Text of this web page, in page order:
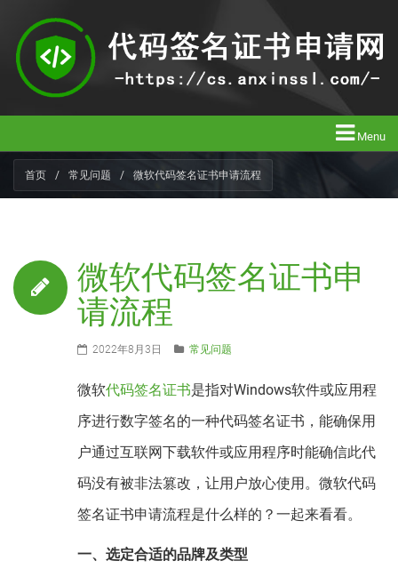
Menu
首页 / 常见问题 / 微软代码签名证书申请流程
微软代码签名证书申
请流程
2022年8月3日 常见问题
微软代码签名证书是指对Windows软件或应用程
序进行数字签名的一种代码签名证书，能确保用
户通过互联网下载软件或应用程序时能确信此代
码没有被非法篡改，让用户放心使用。微软代码
签名证书申请流程是什么样的？一起来看看。
一、选定合适的品牌及类型